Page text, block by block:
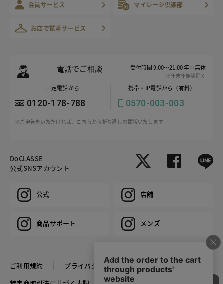
会員サービス マイレージ倶楽部
お店で試着サービス
電話でご相談 受付時間 9:00～21:00 年中無休
※年末年始等除く
固定電話から
0120-178-788
携帯・IP電話から（有料）
0570-003-003
※ご申告をいただければ、こちらから折り返しお電話いたします
DoCLASSE
公式SNSアカウント
公式 店舗
商品サポート メンズ
ご利用規約
プライバシーポリシー